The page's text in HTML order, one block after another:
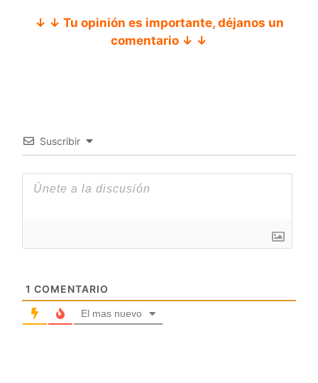
↓ ↓ Tu opinión es importante, déjanos un
comentario ↓ ↓
Suscribir
1 COMENTARIO
El mas nuevo